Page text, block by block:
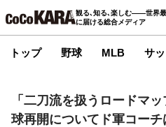
観る､知る､楽しむ――世界
に届ける総合メディア
トップ 野球 MLB サ
「二刀流を扱うロードマ
球再開についてド軍コー